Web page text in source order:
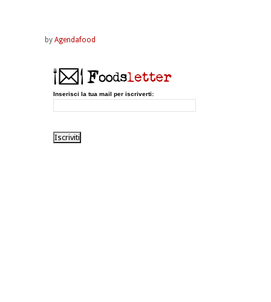
by Agendafood
Inserisci la tua mail per iscriverti: